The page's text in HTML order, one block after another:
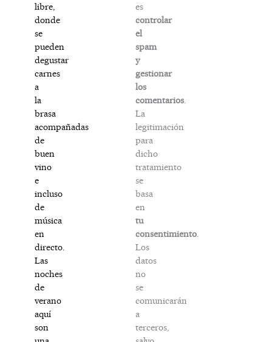
libre,
donde
se
pueden
degustar
carnes
a
la
brasa
acompañadas
de
buen
vino
e
incluso
de
música
en
directo.
Las
noches
de
verano
aquí
son
es
controlar
el
spam
y
gestionar
los
comentarios.
La
legitimación
para
dicho
tratamiento
se
basa
en
tu
consentimiento.
Los
datos
no
se
comunicarán
a
terceros,